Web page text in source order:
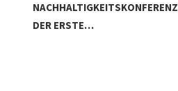
NACHHALTIGKEITSKONFERENZ
DER ERSTE…